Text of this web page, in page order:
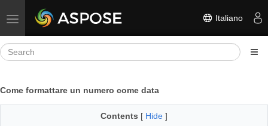
Toggle navigation Italiano
Come formattare un numero come data
Contents [ Hide ]